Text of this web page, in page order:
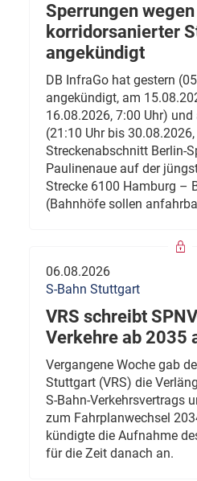
Sperrungen
korridorsanierter
angekündigt
DB InfraGo hat gestern
angekündigt, am
16.08.2026, 7:00 Uhr)
(21:10 Uhr bis
Streckenabschnitt Berlin-
Paulinenaue auf der
Strecke 6100 Hamburg –
(Bahnhöfe sollen
06.08.2026
S-Bahn Stuttgart
VRS schreibt
Verkehre ab 2035
Vergangene Woche gab
Stuttgart (VRS) die
S-Bahn-Verkehrsvertrags
zum Fahrplanwechsel
kündigte die Aufnahme
für die Zeit danach an.